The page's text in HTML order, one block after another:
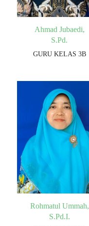
Ahmad Jubaedi,
S.Pd.
GURU KELAS 3B
Rohmatul Ummah,
S.Pd.I.